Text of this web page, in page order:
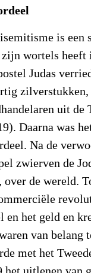
is een
wortels heeft
Judas
zilverstukken,
uit de
Daarna was
Na de
zwierven de
over de wereld.
en het geld en
van belang
met het